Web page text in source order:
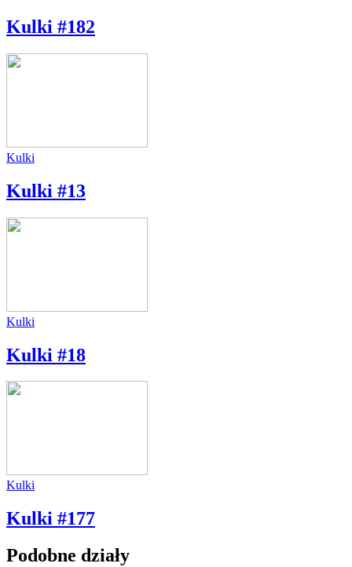
Kulki #182
Kulki
Kulki #13
Kulki
Kulki #18
Kulki
Kulki #177
Podobne działy